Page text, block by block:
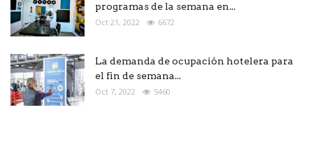
programas de la semana en...
Oct 21, 2022 6672
La demanda de ocupación hotelera para
el fin de semana...
Oct 7, 2022 5460